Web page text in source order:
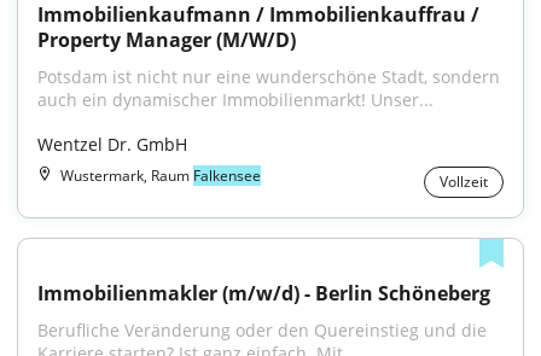
Immobilienkaufmann / Immobilienkauffrau /
Property Manager (M/W/D)
Potsdam ist nicht nur eine wunderschöne Stadt, sondern
auch ein dynamischer Immobilienmarkt! Unser...
Wentzel Dr. GmbH
Wustermark, Raum Falkensee Vollzeit
Immobilienmakler (m/w/d) - Berlin Schöneberg
Berufliche Veränderung oder den Quereinstieg und die